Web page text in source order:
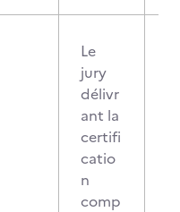
Le
jury
délivr
ant la
certifi
catio
n
comp